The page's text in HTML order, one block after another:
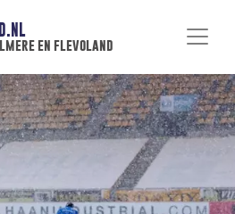
en flevoland